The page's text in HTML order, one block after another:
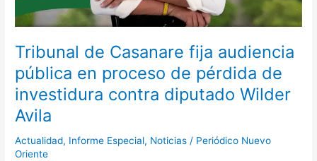
Tribunal de Casanare fija audiencia
pública en proceso de pérdida de
investidura contra diputado Wilder
Avila
Actualidad, Informe Especial, Noticias / Periódico Nuevo
Oriente
contra
Wilder
Avila